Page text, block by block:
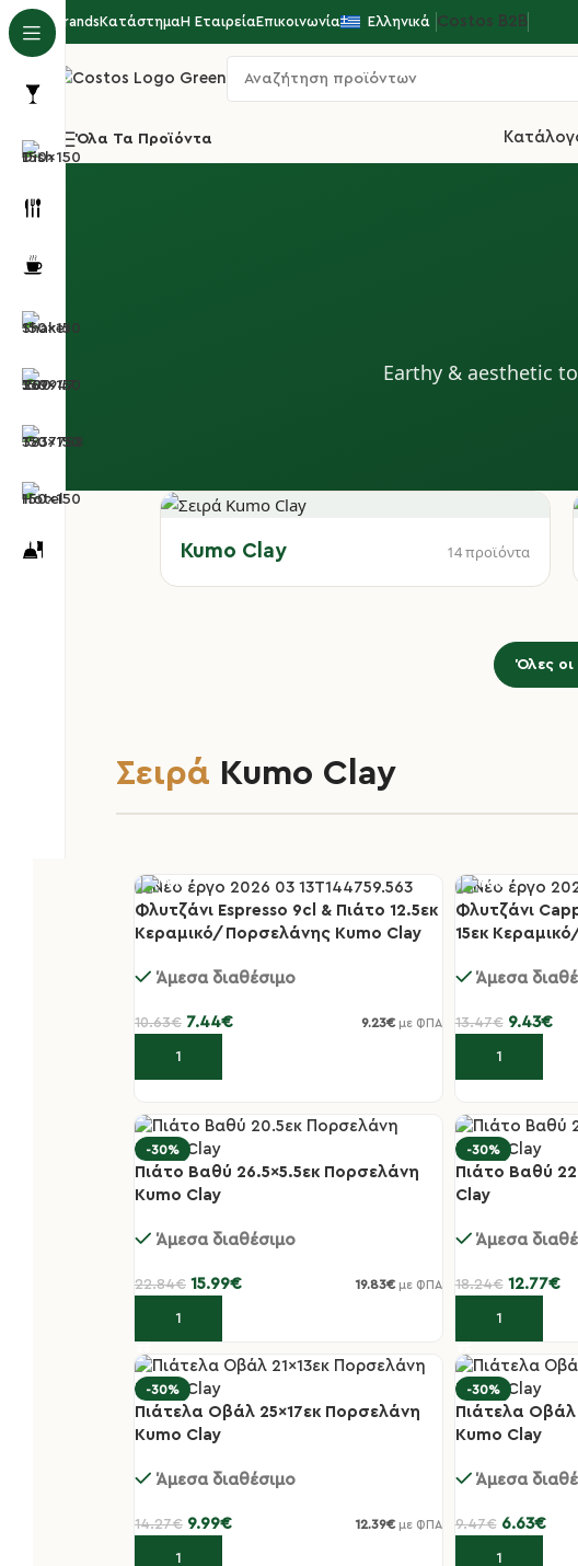
BrandsΚατάστημαΗ ΕταιρείαΕπικοινωνία Ελληνικά Costos Β2Β
Όλα Τα Προϊόντα
Earthy & aesthetic
Kumo Clay 14 προϊόντα
Όλες οι
Σειρά Kumo Clay
-30%
Φλυτζάνι Espresso 9cl & Πιάτο 12.5εκ
Κεραμικό/Πορσελάνης Kumo Clay
Άμεσα διαθέσιμο
10.63€ 7.44€ 9.23€ με ΦΠΑ
Προσθήκη στο καλάθι
-30%
Φλυτζάνι
15εκ
Άμεσα
13.47€ 9.43€
Προσθήκη στο
-30%
Πιάτο Βαθύ 26.5×5.5εκ Πορσελάνη
Kumo Clay
Άμεσα διαθέσιμο
22.84€ 15.99€ 19.83€ με ΦΠΑ
Προσθήκη στο καλάθι
-30%
Πιάτο Βαθύ
Clay
Άμεσα
18.24€ 12.77€
Προσθήκη στο
-30%
Πιάτελα Οβάλ 25×17εκ Πορσελάνη
Kumo Clay
Άμεσα διαθέσιμο
14.27€ 9.99€ 12.39€ με ΦΠΑ
Προσθήκη στο καλάθι
-30%
Πιάτελα Οβάλ
Kumo Clay
Άμεσα
9.47€ 6.63€
Προσθήκη στο